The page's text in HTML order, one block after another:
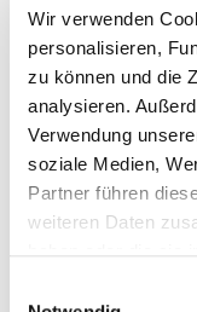
Wir verwenden
personalisieren,
zu können und die
analysieren.
Verwendung
soziale Medien,
Partner führen
weiteren Daten
Dienststellen der
Organisationen
der Planung und
durch die
Prozessberatung.
wird von der
durchgeführt.